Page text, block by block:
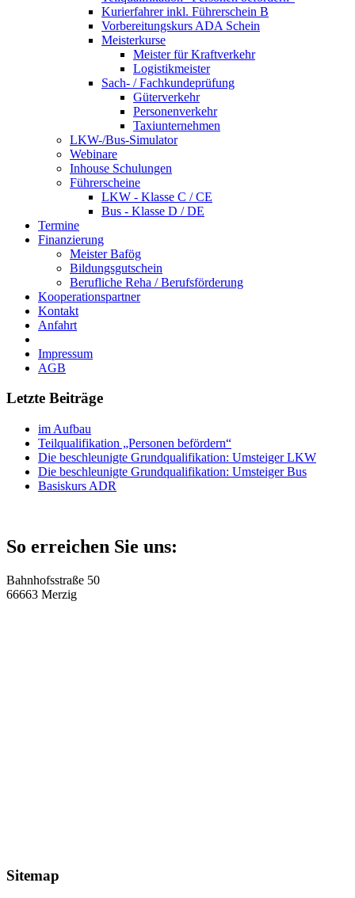
Kurierfahrer inkl. Führerschein B
Vorbereitungskurs ADA Schein
Meisterkurse
Meister für Kraftverkehr
Logistikmeister
Sach- / Fachkundeprüfung
Güterverkehr
Personenverkehr
Taxiunternehmen
LKW-/Bus-Simulator
Webinare
Inhouse Schulungen
Führerscheine
LKW - Klasse C / CE
Bus - Klasse D / DE
Termine
Finanzierung
Meister Bafög
Bildungsgutschein
Berufliche Reha / Berufsförderung
Kooperationspartner
Kontakt
Anfahrt
Impressum
AGB
Letzte Beiträge
im Aufbau
Teilqualifikation „Personen befördern“
Die beschleunigte Grundqualifikation: Umsteiger LKW
Die beschleunigte Grundqualifikation: Umsteiger Bus
Basiskurs ADR
So erreichen Sie uns:
Bahnhofsstraße 50
66663 Merzig
Sitemap